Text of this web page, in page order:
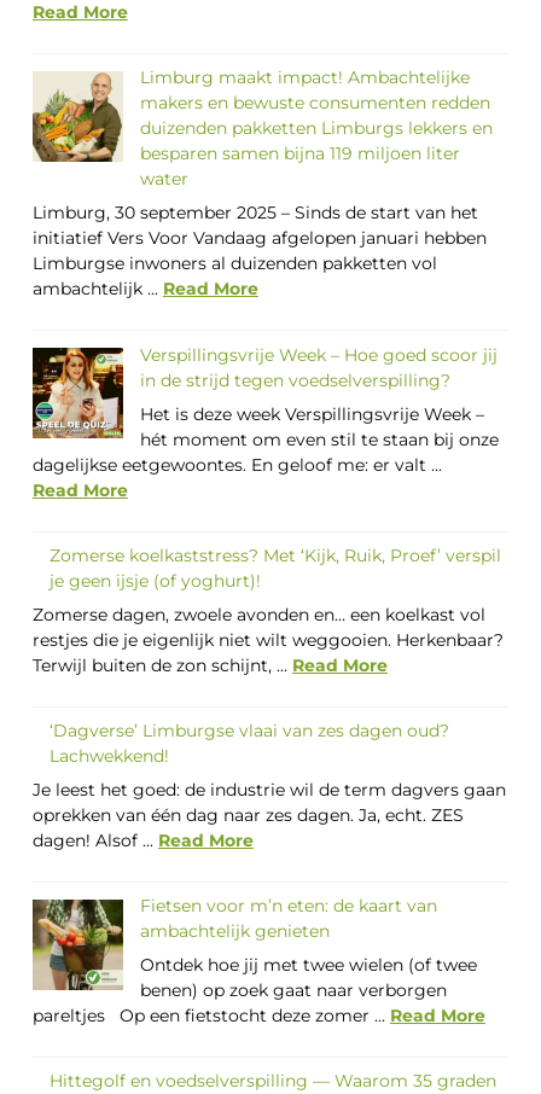
Read More
Limburg maakt impact! Ambachtelijke
makers en bewuste consumenten redden
duizenden pakketten Limburgs lekkers en
besparen samen bijna 119 miljoen liter
water
Limburg, 30 september 2025 – Sinds de start van het
initiatief Vers Voor Vandaag afgelopen januari hebben
Limburgse inwoners al duizenden pakketten vol
ambachtelijk ... Read More
Verspillingsvrije Week – Hoe goed scoor jij
in de strijd tegen voedselverspilling?
Het is deze week Verspillingsvrije Week –
hét moment om even stil te staan bij onze
dagelijkse eetgewoontes. En geloof me: er valt ...
Read More
Zomerse koelkaststress? Met ‘Kijk, Ruik, Proef’ verspil
je geen ijsje (of yoghurt)!
Zomerse dagen, zwoele avonden en… een koelkast vol
restjes die je eigenlijk niet wilt weggooien. Herkenbaar?
Terwijl buiten de zon schijnt, ... Read More
‘Dagverse’ Limburgse vlaai van zes dagen oud?
Lachwekkend!
Je leest het goed: de industrie wil de term dagvers gaan
oprekken van één dag naar zes dagen. Ja, echt. ZES
dagen! Alsof ... Read More
Fietsen voor m’n eten: de kaart van
ambachtelijk genieten
Ontdek hoe jij met twee wielen (of twee
benen) op zoek gaat naar verborgen
pareltjes Op een fietstocht deze zomer ... Read More
Hittegolf en voedselverspilling — Waarom 35 graden